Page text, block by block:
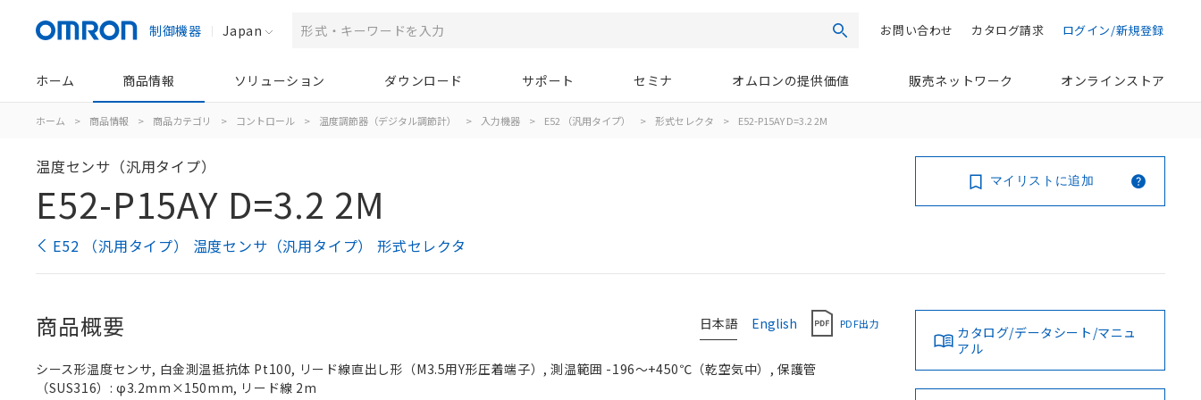
制御機器 Japan 検索 ログイン/新規登録
カタログ請求
お問い合わせ
ホーム 商品情報 ソリューション ダウンロード サポート セミナ オムロンの提供価値 販売ネットワーク オンラインストア
ホーム > 商品情報 > 商品カテゴリ > コントロール > 温度調節器（デジタル調節計） > 入力機器 > E52 （汎用タイプ） > 形式セレクタ > E52-P15AY D=3.2 2M
温度センサ（汎用タイプ）
E52-P15AY D=3.2 2M
E52 （汎用タイプ） 温度センサ（汎用タイプ） 形式セレクタ
マイリストに追加
日本語 English PDF出力
商品概要
シース形温度センサ, 白金測温抵抗体 Pt100, リード線直出し形（M3.5用Y形圧着端子）, 測温範囲 -196～+450℃（乾空気中）, 保護管
（SUS316）: φ3.2mm×150mm, リード線 2m
カタログ/データシート/マニュ
アル